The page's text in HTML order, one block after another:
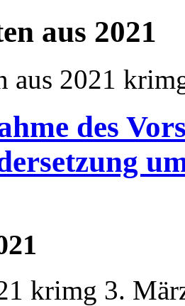
aus 2021
aus 2021
des
krimg 3.